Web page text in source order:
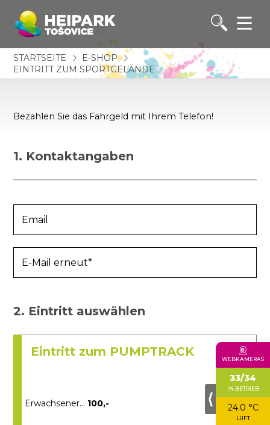
⟨
WEBKAMERAS
33/34
IN BETRIEB
24.0 °C
LUFT
STARTSEITE
E-SHOP
EINTRITT ZUM SPORTGELÄNDE
Bezahlen Sie das Fahrgeld mit Ihrem Telefon!
1. Kontaktangaben
Email
E-Mail erneut*
2. Eintritt auswählen
Eintritt zum PUMPTRACK
Erwachsener... 100,-